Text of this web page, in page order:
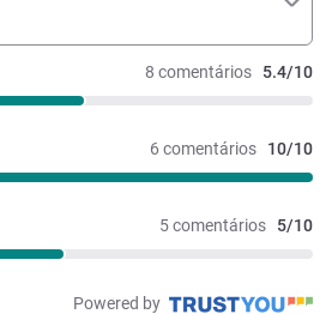
8 comentários 5.4/10
6 comentários 10/10
5 comentários 5/10
Powered by